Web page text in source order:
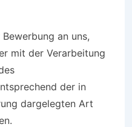
an uns,
mit der Verarbeitung
der in
dargelegten Art